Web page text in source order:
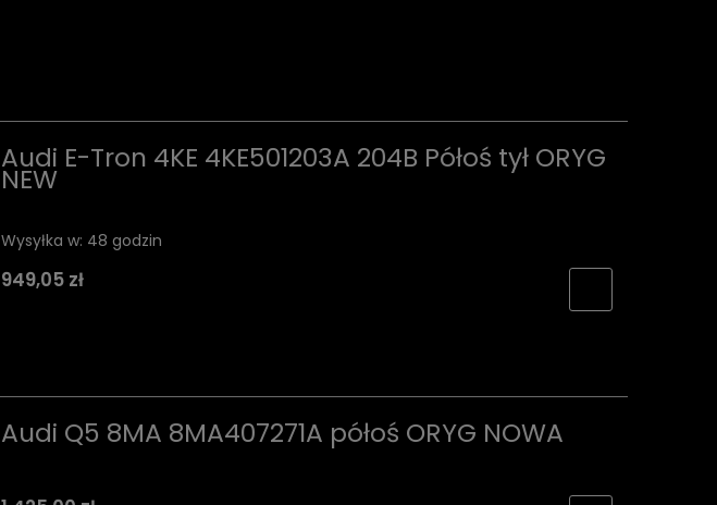
Audi E-Tron 4KE 4KE501203A 204B Półoś tył ORYG
NEW
Wysyłka w: 48 godzin
949,05 zł
Audi Q5 8MA 8MA407271A półoś ORYG NOWA